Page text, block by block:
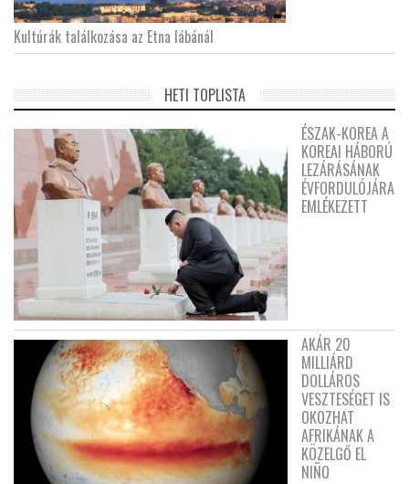
Kultúrák találkozása az Etna lábánál
HETI TOPLISTA
ÉSZAK-KOREA A
KOREAI HÁBORÚ
LEZÁRÁSÁNAK
ÉVFORDULÓJÁRA
EMLÉKEZETT
AKÁR 20
MILLIÁRD
DOLLÁROS
VESZTESÉGET IS
OKOZHAT
AFRIKÁNAK A
KÖZELGŐ EL
NIÑO